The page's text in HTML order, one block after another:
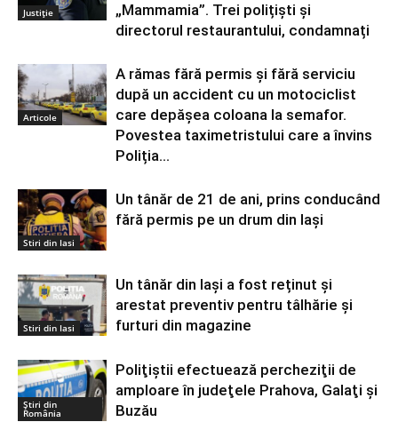
Justiție
„Mammamia”. Trei polițiști și
directorul restaurantului, condamnați
Articole
A rămas fără permis și fără serviciu
după un accident cu un motociclist
care depășea coloana la semafor.
Povestea taximetristului care a învins
Poliția...
Stiri din Iasi
Un tânăr de 21 de ani, prins conducând
fără permis pe un drum din Iași
Stiri din Iasi
Un tânăr din Iași a fost reținut și
arestat preventiv pentru tâlhărie și
furturi din magazine
Știri din
România
Poliţiştii efectuează percheziţii de
amploare în judeţele Prahova, Galaţi şi
Buzău